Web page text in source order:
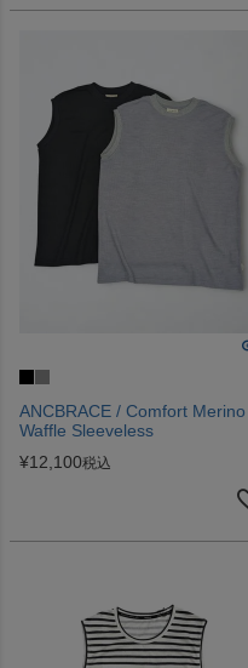
ANCBRACE / Comfort Merino
Waffle Sleeveless
¥12,100税込